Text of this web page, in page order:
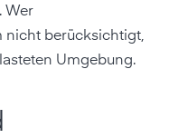
Wer
nicht berücksichtigt,
Umgebung.